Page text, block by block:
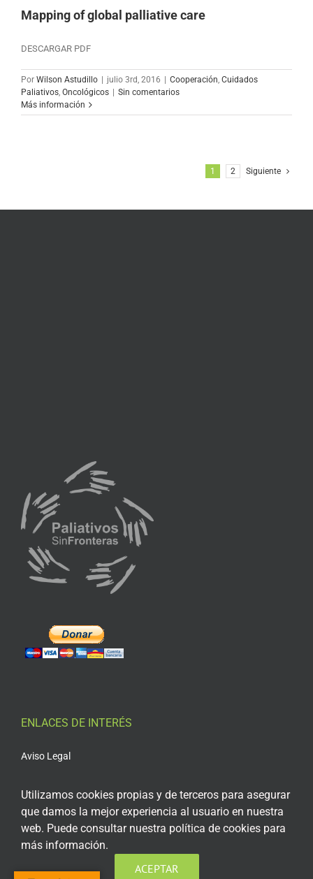
Mapping of global palliative care
DESCARGAR PDF
Por Wilson Astudillo julio 3rd, 2016 Cooperación, Cuidados
Paliativos, Oncológicos
Sin comentarios
Más información
1 2 Siguiente
ENLACES DE INTERÉS
Aviso Legal
Política de privacidad Redes Sociales
Política de cookies
Condiciones generales de contratación
Utilizamos cookies propias y de terceros para asegurar
que damos la mejor experiencia al usuario en nuestra
web. Puede consultar nuestra política de cookies para
más información.
ACEPTAR